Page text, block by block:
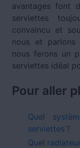
avantages font
serviettes
convaincu et
nous et parlons
nous ferons un
serviettes idéal
Pour aller
Quel
serviettes ?
Quel